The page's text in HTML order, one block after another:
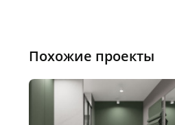
Похожие проекты